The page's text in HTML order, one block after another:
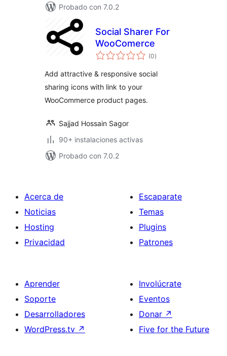
Probado con 7.0.2
Social Sharer For
WooComerce
(0total
de
)
Add attractive & responsive social
sharing icons with link to your
WooCommerce product pages.
Sajjad Hossain Sagor
90+ instalaciones activas
Probado con 7.0.2
Acerca de
Noticias
Hosting
Privacidad
Escaparate
Temas
Plugins
Patrones
Aprender
Soporte
Desarrolladores
WordPress.tv ↗
Involúcrate
Eventos
Donar ↗
Five for the Future